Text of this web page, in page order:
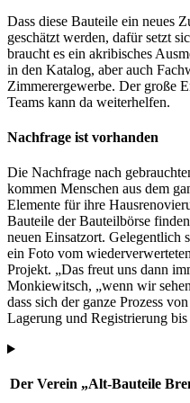
Dass diese Bauteile ein neues
geschätzt werden, dafür setzt
braucht es ein akribisches
in den Katalog, aber auch
Zimmerergewerbe. Der große
Teams kann da weiterhelfen.
Nachfrage ist vorhanden
Die Nachfrage nach
kommen Menschen aus dem
Elemente für ihre
Bauteile der Bauteilbörse
neuen Einsatzort. Gelegentlich
ein Foto vom
Projekt. „Das freut uns dann
Monkiewitsch, „wenn wir
dass sich der ganze Prozess
Lagerung und Registrierung
Der Verein „Alt-Bauteile